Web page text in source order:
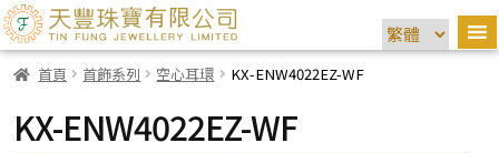
首頁 首飾系列 空心耳環 KX-ENW4022EZ-WF
KX-ENW4022EZ-WF